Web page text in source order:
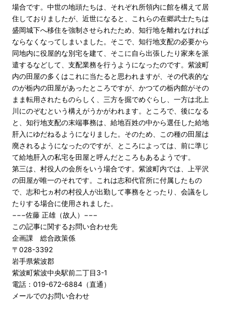
場合です。中世の地頭たちは、それぞれ所領内に館を構えて居
住しておりましたが、近世になると、これらの在郷武士たちは
盛岡城下へ移住を強制させられたため、知行地を離れなければ
ならなくなってしまいました。そこで、知行地支配の必要から
同地内に役屋的な別宅を建て、そこに自ら出張したり家来を派
遣するなどして、支配業務を行うようになったのです。紫波町
内の田屋の多くはこれに当たると思われますが、その代表的な
のが栃内の田屋があったところですが、かつての栃内館がその
まま転用されたものらしく、三方を掘でめぐらし、一方は北上
川にのぞむという構えがうかがわれます。ところで、後になる
と、知行地支配の末端事務は、給地百姓の中から選任した給地
肝入にゆだねるようになりました。そのため、この種の田屋は
廃されるようになったのですが、ところによっては、前に準じ
て給地肝入の私宅を田屋と呼んだところもあるようです。
第三は、村役人の会所をいう場合です。紫波町内では、上平沢
の田屋が唯一のそれです。これは志和代官所に付属したもの
で、志和七ヵ村の村役人が出勤して事務をとったり、会議をし
たりする場合に使用されました。
−−−佐藤 正雄（故人）−−−
この記事に関するお問い合わせ先
企画課 総合政策係
〒028-3392
岩手県紫波郡
紫波町紫波中央駅前二丁目3-1
電話：019-672-6884（直通）
メールでのお問い合わせ